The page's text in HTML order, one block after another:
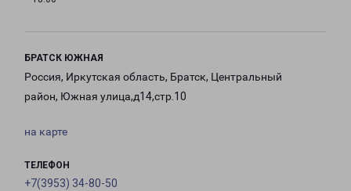
БРАТСК ЮЖНАЯ
Россия, Иркутская область, Братск, Центральный
район, Южная улица,д14,стр.10
на карте
ТЕЛЕФОН
+7(3953) 34-80-50